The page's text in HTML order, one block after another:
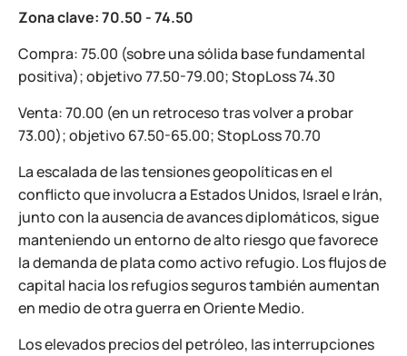
Zona clave: 70.50 - 74.50
Compra: 75.00 (sobre una sólida base fundamental
positiva); objetivo 77.50-79.00; StopLoss 74.30
Venta: 70.00 (en un retroceso tras volver a probar
73.00); objetivo 67.50-65.00; StopLoss 70.70
La escalada de las tensiones geopolíticas en el
conflicto que involucra a Estados Unidos, Israel e Irán,
junto con la ausencia de avances diplomáticos, sigue
manteniendo un entorno de alto riesgo que favorece
la demanda de plata como activo refugio. Los flujos de
capital hacia los refugios seguros también aumentan
en medio de otra guerra en Oriente Medio.
Los elevados precios del petróleo, las interrupciones